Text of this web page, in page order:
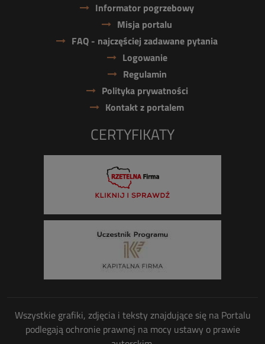
Informator pogrzebowy
Misja portalu
FAQ - najczęściej zadawane pytania
Logowanie
Regulamin
Polityka prywatności
Kontakt z portalem
CERTYFIKATY
Wszystkie grafiki, zdjęcia i teksty znajdujące się na Portalu
podlegają ochronie prawnej na mocy ustawy o prawie